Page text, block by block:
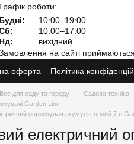
Графік роботи:
Будні:
10:00–19:00
10:00–17:00
Нд:
вихідний
на сайті
оферта Політика
Все для саду та городу Садова техніка
Garden Line
оприскувач акумуляторний 7 л
електричний